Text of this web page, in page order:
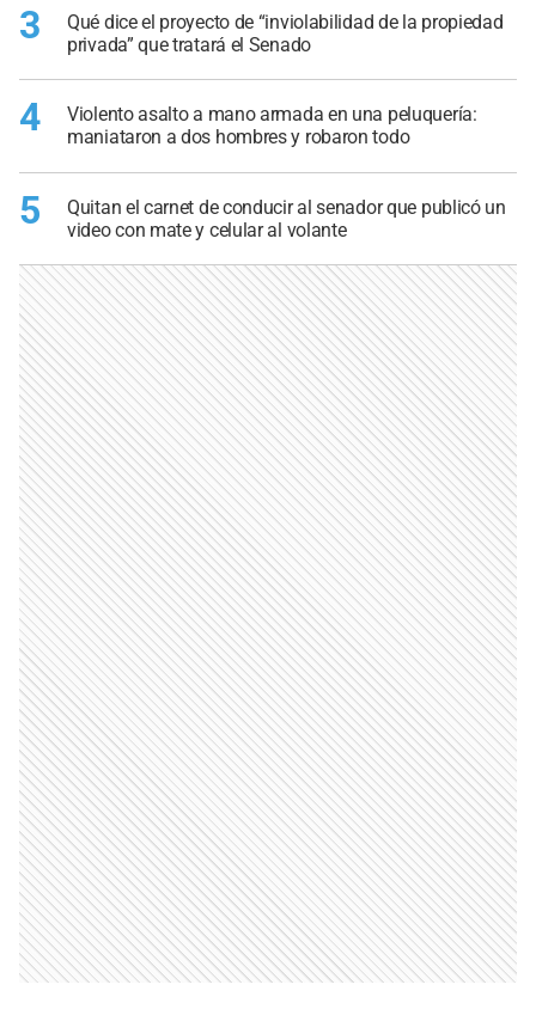
3
Qué dice el proyecto de “inviolabilidad de la propiedad
privada” que tratará el Senado
4
Violento asalto a mano armada en una peluquería:
maniataron a dos hombres y robaron todo
5
Quitan el carnet de conducir al senador que publicó un
video con mate y celular al volante